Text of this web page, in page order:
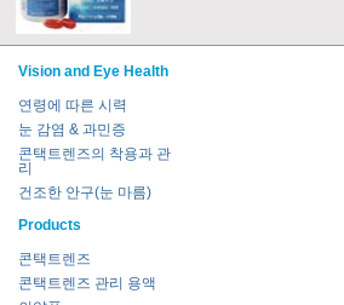
Vision and Eye Health
연령에 따른 시력
눈 감염 & 과민증
콘택트렌즈의 착용과 관
리
건조한 안구(눈 마름)
Products
콘택트렌즈
콘택트렌즈 관리 용액